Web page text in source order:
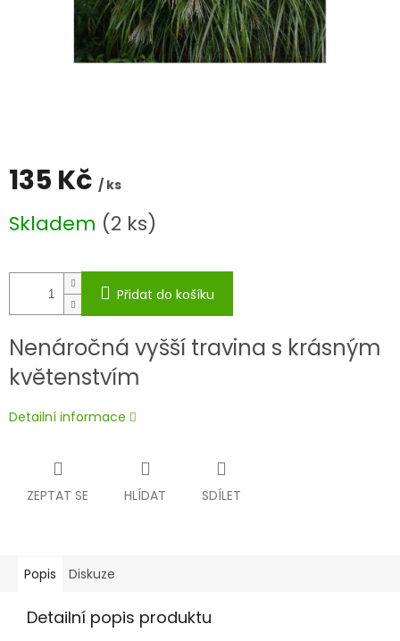
135 Kč / ks
cena:
Skladem (2 ks)
Přidat do košíku
Nenáročná vyšší travina s krásným
květenstvím
Detailní informace
ZEPTAT SE HLÍDAT SDÍLET
Popis Diskuze
Detailní popis produktu